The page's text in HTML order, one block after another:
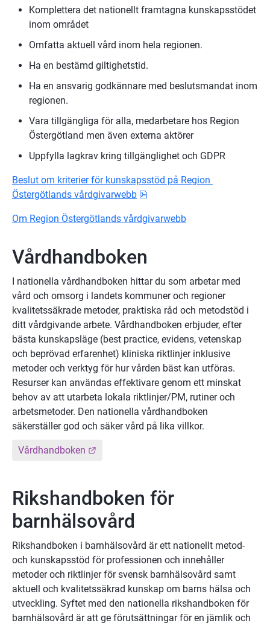
Komplettera det nationellt framtagna kunskapsstödet
inom området
Omfatta aktuell vård inom hela regionen.
Ha en bestämd giltighetstid.
Ha en ansvarig godkännare med beslutsmandat inom
regionen.
Vara tillgängliga för alla, medarbetare hos Region
Östergötland men även externa aktörer
Uppfylla lagkrav kring tillgänglighet och GDPR
Beslut om kriterier för kunskapsstöd på Region
Östergötlands vårdgivarwebb
Om Region Östergötlands vårdgivarwebb
Vårdhandboken
I nationella vårdhandboken hittar du som arbetar med
vård och omsorg i landets kommuner och regioner
kvalitetssäkrade metoder, praktiska råd och metodstöd i
ditt vårdgivande arbete. Vårdhandboken erbjuder, efter
bästa kunskapsläge (best practice, evidens, vetenskap
och beprövad erfarenhet) kliniska riktlinjer inklusive
metoder och verktyg för hur vården bäst kan utföras.
Resurser kan användas effektivare genom ett minskat
behov av att utarbeta lokala riktlinjer/PM, rutiner och
arbetsmetoder. Den nationella vårdhandboken
säkerställer god och säker vård på lika villkor.
Vårdhandboken
Rikshandboken för
barnhälsovård
Rikshandboken i barnhälsovård är ett nationellt metod-
och kunskapsstöd för professionen och innehåller
metoder och riktlinjer för svensk barnhälsovård samt
aktuell och kvalitetssäkrad kunskap om barns hälsa och
utveckling. Syftet med den nationella rikshandboken för
barnhälsovård är att ge förutsättningar för en jämlik och